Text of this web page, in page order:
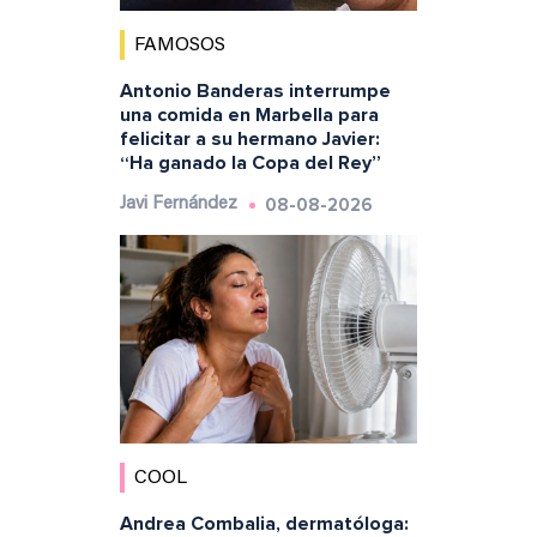
FAMOSOS
Antonio Banderas interrumpe
una comida en Marbella para
felicitar a su hermano Javier:
“Ha ganado la Copa del Rey”
Javi Fernández 08-08-2026
COOL
Andrea Combalia, dermatóloga: